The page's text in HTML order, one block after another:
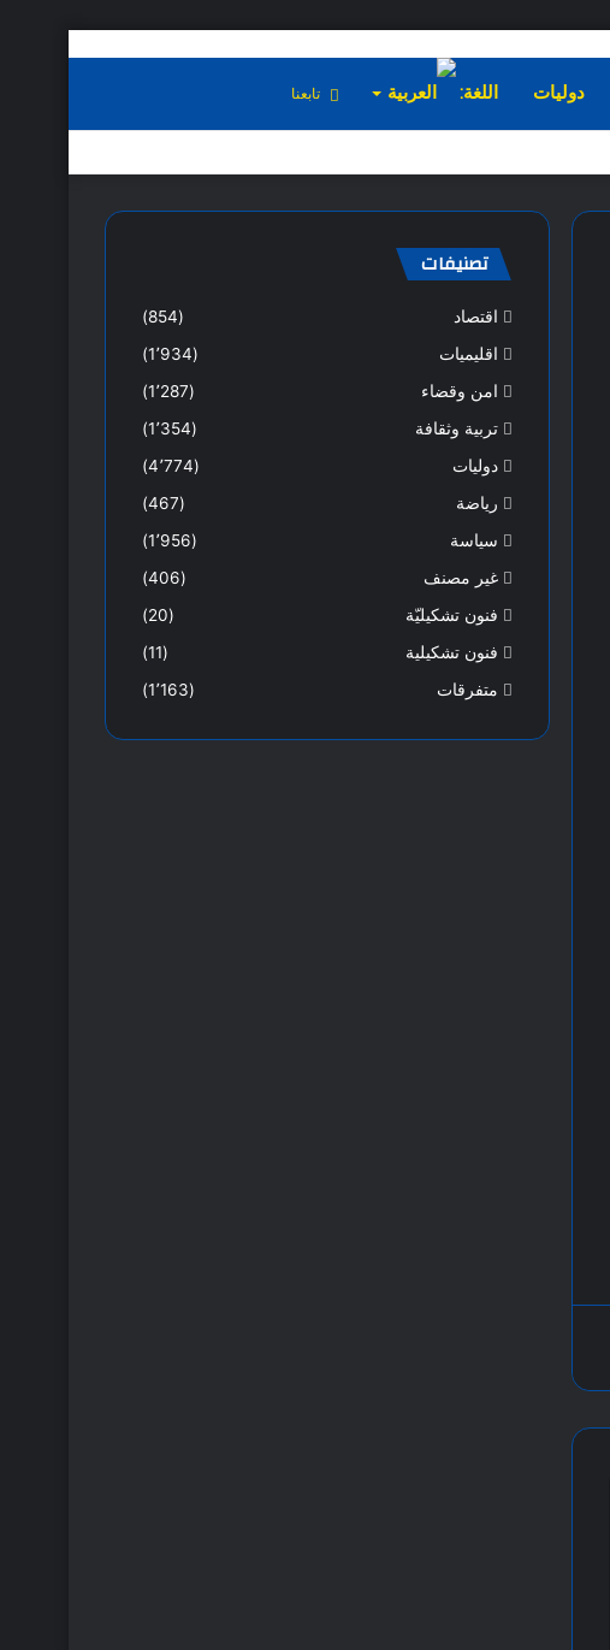
دوليات اللغة: تابعنا
تصنيفات
اقتصاد
(854)
اقليميات
(1٬934)
امن وقضاء
(1٬287)
تربية وثقافة
(1٬354)
دوليات
(4٬774)
رياضة
(467)
سياسة
(1٬956)
غير مصنف
(406)
فنون تشكيليّة
(20)
فنون تشكيلية
(11)
متفرقات
(1٬163)